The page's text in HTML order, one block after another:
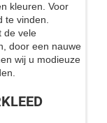
kleuren. Voor
te vinden.
de vele
door een nauwe
wij u modieuze